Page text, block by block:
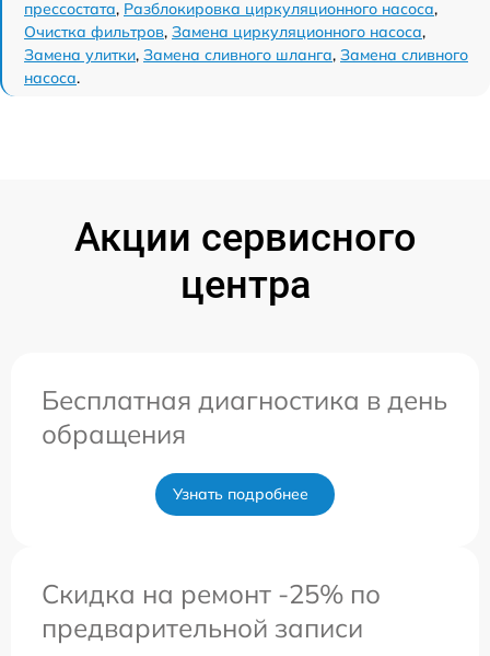
прессостата, Разблокировка циркуляционного насоса,
Очистка фильтров, Замена циркуляционного насоса,
Замена улитки, Замена сливного шланга, Замена сливного
насоса.
Акции сервисного
центра
Бесплатная диагностика в день
обращения
Узнать подробнее
Скидка на ремонт -25% по
предварительной записи